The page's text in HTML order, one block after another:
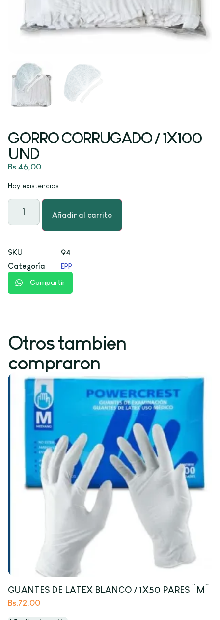
GORRO CORRUGADO / 1X100
UND
Bs.46,00
Hay existencias
Añadir al carrito
SKU
94
Categoría
EPP
Compartir
Otros tambien
compraron
GUANTES DE LATEX BLANCO / 1X50 PARES ¨M¨
Bs.72,00